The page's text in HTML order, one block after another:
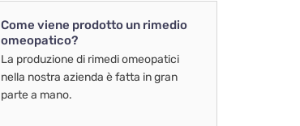
Come viene prodotto un rimedio
omeopatico?
La produzione di rimedi omeopatici
nella nostra azienda è fatta in gran
parte a mano.